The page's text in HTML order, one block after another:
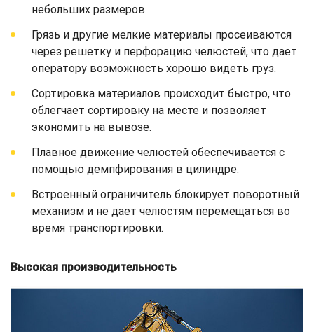
небольших размеров.
Грязь и другие мелкие материалы просеиваются
через решетку и перфорацию челюстей, что дает
оператору возможность хорошо видеть груз.
Сортировка материалов происходит быстро, что
облегчает сортировку на месте и позволяет
экономить на вывозе.
Плавное движение челюстей обеспечивается с
помощью демпфирования в цилиндре.
Встроенный ограничитель блокирует поворотный
механизм и не дает челюстям перемещаться во
время транспортировки.
Высокая производительность